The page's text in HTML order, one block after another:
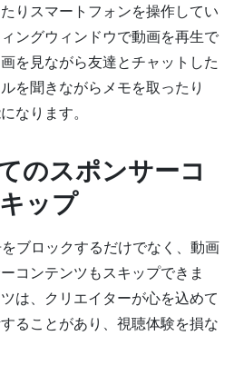
りスマートフォンを操作してい
ングウィンドウで動画を再生で
を見ながら友達とチャットした
を聞きながらメモを取ったり
なります。
のスポンサーコ
ップ
ブロックするだけでなく、動画
コンテンツもスキップできま
は、クリエイターが心を込めて
ることがあり、視聴体験を損な